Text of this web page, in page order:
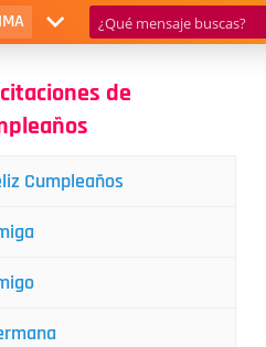
de
Cumpleaños